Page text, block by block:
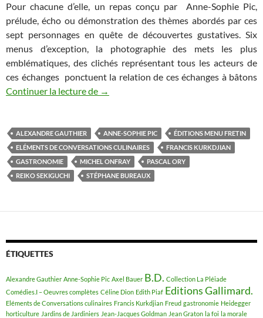
Pour chacune d’elle, un repas conçu par Anne-Sophie Pic,
prélude, écho ou démonstration des thèmes abordés par ces
sept personnages en quête de découvertes gustatives. Six
menus d’exception, la photographie des mets les plus
emblématiques, des clichés représentant tous les acteurs de
ces échanges ponctuent la relation de ces échanges à bâtons
Continuer la lecture de Conversations d’Anne-Sophie Pic
→
ALEXANDRE GAUTHIER ANNE-SOPHIE PIC
ÉDITIONS MENU FRETIN
ELÉMENTS DE CONVERSATIONS CULINAIRES
FRANCIS KURKDJIAN
GASTRONOMIE
MICHEL ONFRAY
PASCAL ORY
REIKO SEKIGUCHI
STÉPHANE BUREAUX
ÉTIQUETTES
Alexandre Gauthier Anne-Sophie Pic Axel Bauer B.D. Collection La Pléiade
Comédies.I – Oeuvres complètes Céline Dion Edith Piaf Editions Gallimard.
Eléments de Conversations culinaires Francis Kurkdjian Freud gastronomie Heidegger
horticulture Jardins de Jardiniers Jean-Jacques Goldman Jean Graton la foi la morale